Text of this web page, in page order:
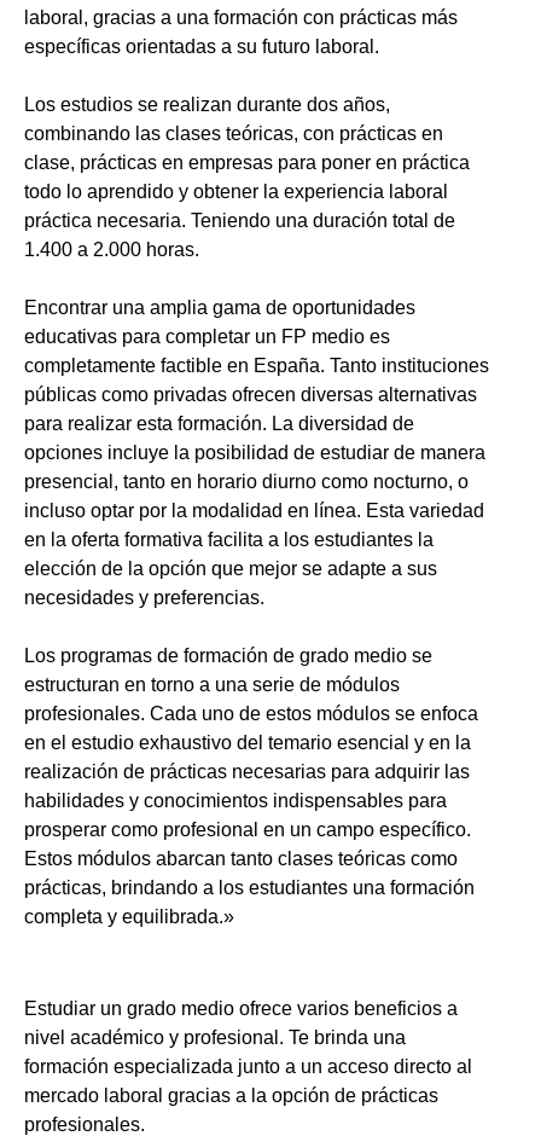
laboral, gracias a una formación con prácticas más
específicas orientadas a su futuro laboral.
Los estudios se realizan durante dos años,
combinando las clases teóricas, con prácticas en
clase, prácticas en empresas para poner en práctica
todo lo aprendido y obtener la experiencia laboral
práctica necesaria. Teniendo una duración total de
1.400 a 2.000 horas.
Encontrar una amplia gama de oportunidades
educativas para completar un FP medio es
completamente factible en España. Tanto instituciones
públicas como privadas ofrecen diversas alternativas
para realizar esta formación. La diversidad de
opciones incluye la posibilidad de estudiar de manera
presencial, tanto en horario diurno como nocturno, o
incluso optar por la modalidad en línea. Esta variedad
en la oferta formativa facilita a los estudiantes la
elección de la opción que mejor se adapte a sus
necesidades y preferencias.
Los programas de formación de grado medio se
estructuran en torno a una serie de módulos
profesionales. Cada uno de estos módulos se enfoca
en el estudio exhaustivo del temario esencial y en la
realización de prácticas necesarias para adquirir las
habilidades y conocimientos indispensables para
prosperar como profesional en un campo específico.
Estos módulos abarcan tanto clases teóricas como
prácticas, brindando a los estudiantes una formación
completa y equilibrada.»
Estudiar un grado medio ofrece varios beneficios a
nivel académico y profesional. Te brinda una
formación especializada junto a un acceso directo al
mercado laboral gracias a la opción de prácticas
profesionales.